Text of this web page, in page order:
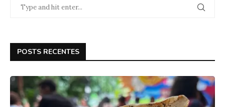
POSTS RECENTES